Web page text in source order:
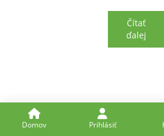
Čítať
ďalej
Domov Prihlásiť